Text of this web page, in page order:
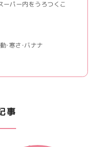
ーパー内をうろつくこ
・寒さ・バナナ
事